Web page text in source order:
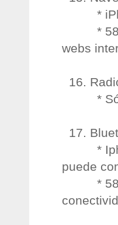
*
* 5800
webs
16.
* Sólo
17.
*
puede
* 5800